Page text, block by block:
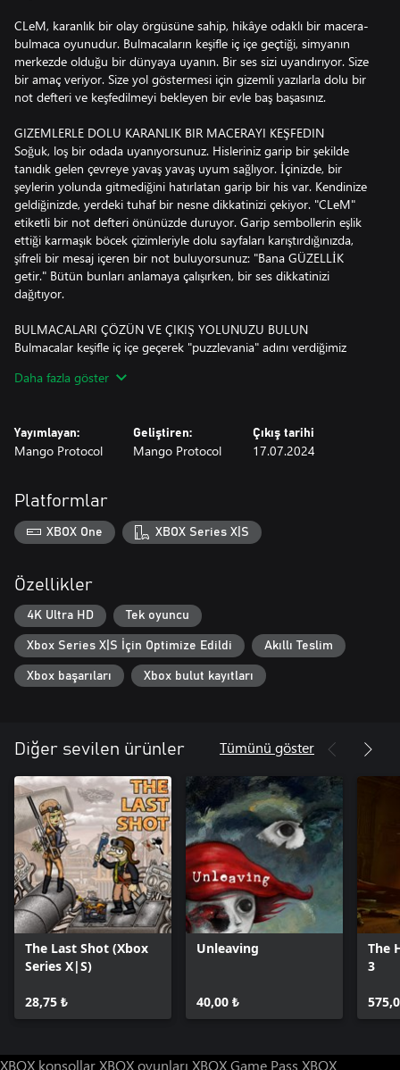
CLeM, karanlık bir olay örgüsüne sahip, hikâye odaklı bir macera-
bulmaca oyunudur. Bulmacaların keşifle iç içe geçtiği, simyanın
merkezde olduğu bir dünyaya uyanın. Bir ses sizi uyandırıyor. Size
bir amaç veriyor. Size yol göstermesi için gizemli yazılarla dolu bir
not defteri ve keşfedilmeyi bekleyen bir evle baş başasınız.
GIZEMLERLE DOLU KARANLIK BIR MACERAYI KEŞFEDIN
Soğuk, loş bir odada uyanıyorsunuz. Hisleriniz garip bir şekilde
tanıdık gelen çevreye yavaş yavaş uyum sağlıyor. İçinizde, bir
şeylerin yolunda gitmediğini hatırlatan garip bir his var. Kendinize
geldiğinizde, yerdeki tuhaf bir nesne dikkatinizi çekiyor. "CLeM"
etiketli bir not defteri önünüzde duruyor. Garip sembollerin eşlik
ettiği karmaşık böcek çizimleriyle dolu sayfaları karıştırdığınızda,
şifreli bir mesaj içeren bir not buluyorsunuz: "Bana GÜZELLİK
getir." Bütün bunları anlamaya çalışırken, bir ses dikkatinizi
dağıtıyor.
BULMACALARI ÇÖZÜN VE ÇIKIŞ YOLUNUZU BULUN
Bulmacalar keşifle iç içe geçerek "puzzlevania" adını verdiğimiz
karanlık bir hikâye ve üstesinden gelinmesi gereken sayısız
EFSUNLU OYUNCAKLAR ÜRETIN VE SIRLARI AÇIĞA ÇIKARIN
Bildiğiniz yerlerde yeni şeyler keşfettikçe sırları açığa çıkarmak,
büyülü oyuncaklar üretin.
TATLI AMA BIR O KADAR DA KARANLIK BIR DÜNYAYI KEŞFEDIN
Sadece belirsiz bir sesin ve içi simya ve tüyler ürpertici börtü
görünen bir evi araştırın.
KADERINIZE KUCAK AÇIN
Bu karanlık manipülasyon, kibir, bağışlama, arınma hikâyesinde
kaderinizi seçin.
Daha fazla göster
Yayımlayan:
Mango Protocol
Geliştiren:
Mango Protocol
Çıkış tarihi
17.07.2024
Platformlar
XBOX One XBOX Series X|S
Özellikler
4K Ultra HD Tek oyuncu
Xbox Series X|S İçin Optimize Edildi Akıllı Teslim
Xbox başarıları Xbox bulut kayıtları
Diğer sevilen ürünler Tümünü göster
The Last Shot (Xbox
Series X|S)
28,75 ₺
Unleaving
40,00 ₺
The
3
XBOX konsollarXBOX oyunları XBOX Game Pass XBOX